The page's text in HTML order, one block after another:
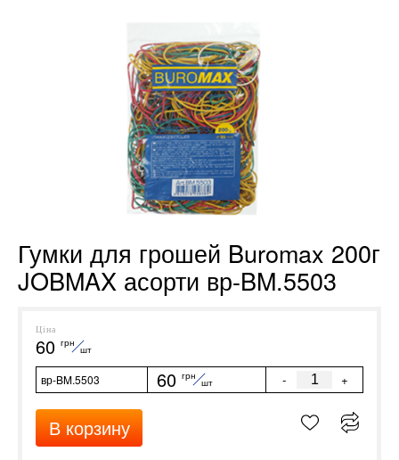
Гумки для грошей Buromax 200г
JOBMAX асорти вр-BM.5503
Ціна
60 грн
шт
вр-BM.5503 60 грн
шт - +
В корзину